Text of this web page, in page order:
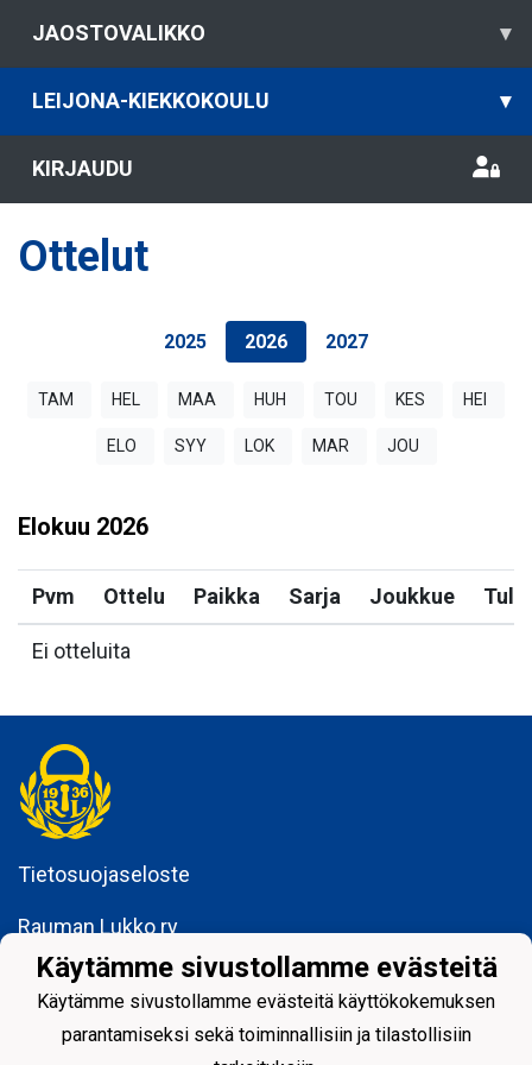
JAOSTOVALIKKO ▾
LEIJONA-KIEKKOKOULU ▾
KIRJAUDU
Ottelut
2025 2026 2027
TAM HEL MAA HUH TOU KES HEI
ELO SYY LOK MAR JOU
Elokuu 2026
Pvm Ottelu Paikka Sarja Joukkue
Ei otteluita
Tietosuojaseloste
Rauman Lukko ry
26100 Rauma
Käytämme sivustollamme evästeitä
Käytämme sivustollamme evästeitä käyttökokemuksen
parantamiseksi sekä toiminnallisiin ja tilastollisiin